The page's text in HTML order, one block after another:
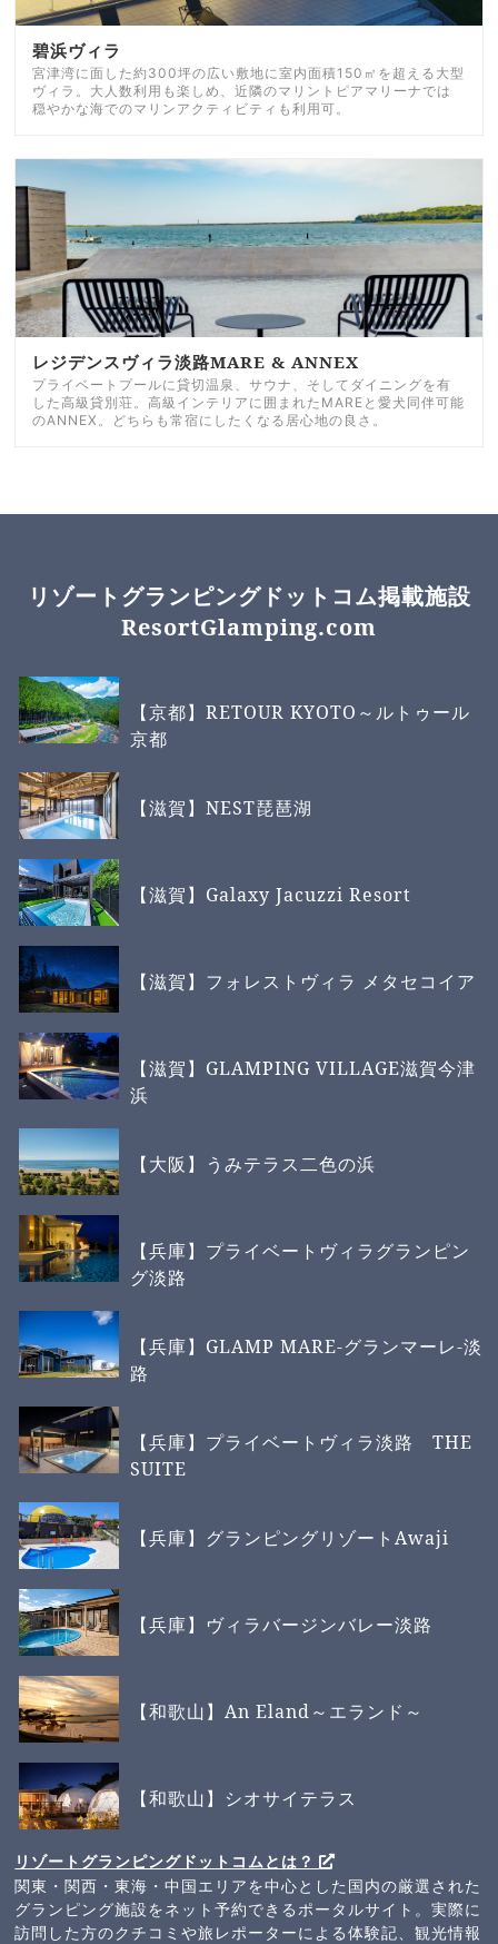
碧浜ヴィラ
宮津湾に面した約300坪の広い敷地に室内面積150㎡を超える大型
ヴィラ。大人数利用も楽しめ、近隣のマリントピアマリーナでは
穏やかな海でのマリンアクティビティも利用可。
レジデンスヴィラ淡路MARE & ANNEX
プライベートプールに貸切温泉、サウナ、そしてダイニングを有
した高級貸別荘。高級インテリアに囲まれたMAREと愛犬同伴可能
のANNEX。どちらも常宿にしたくなる居心地の良さ。
リゾートグランピングドットコム掲載施設
ResortGlamping.com
【京都】RETOUR KYOTO～ルトゥール
京都
【滋賀】NEST琵琶湖
【滋賀】Galaxy Jacuzzi Resort
【滋賀】フォレストヴィラ メタセコイア
【滋賀】GLAMPING VILLAGE滋賀今津
浜
【大阪】うみテラス二色の浜
【兵庫】プライベートヴィラグランピン
グ淡路
【兵庫】GLAMP MARE-グランマーレ-淡
路
【兵庫】プライベートヴィラ淡路 THE
SUITE
【兵庫】グランピングリゾートAwaji
【兵庫】ヴィラバージンバレー淡路
【和歌山】An Eland～エランド～
【和歌山】シオサイテラス
リゾートグランピングドットコムとは？
関東・関西・東海・中国エリアを中心とした国内の厳選された
グランピング施設をネット予約できるポータルサイト。実際に
訪問した方のクチコミや旅レポーターによる体験記、観光情報